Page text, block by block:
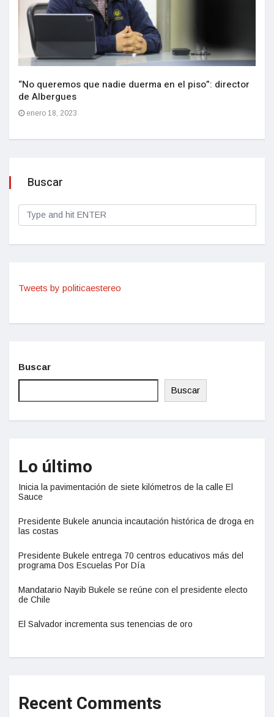
“No queremos que nadie duerma en el piso”: director
de Albergues
enero 18, 2023
Buscar
Tweets by politicaestereo
Buscar
Buscar
Lo último
Inicia la pavimentación de siete kilómetros de la calle El
Sauce
Presidente Bukele anuncia incautación histórica de droga en
las costas
Presidente Bukele entrega 70 centros educativos más del
programa Dos Escuelas Por Día
Mandatario Nayib Bukele se reúne con el presidente electo
de Chile
El Salvador incrementa sus tenencias de oro
Recent Comments